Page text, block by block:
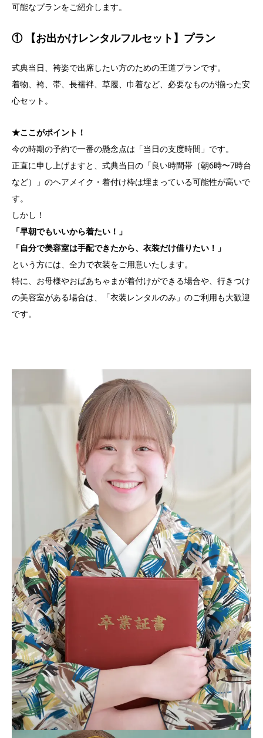
可能なプランをご紹介します。
① 【お出かけレンタルフルセット】プラン
式典当日、袴姿で出席したい方のための王道プランです。
着物、袴、帯、長襦袢、草履、巾着など、必要なものが揃った安
心セット。
★ここがポイント！
今の時期の予約で一番の懸念点は「当日の支度時間」です。
正直に申し上げますと、式典当日の「良い時間帯（朝6時〜7時台
など）」のヘアメイク・着付け枠は埋まっている可能性が高いで
す。
しかし！
「早朝でもいいから着たい！」
「自分で美容室は手配できたから、衣装だけ借りたい！」
という方には、全力で衣装をご用意いたします。
特に、お母様やおばあちゃまが着付けができる場合や、行きつけ
の美容室がある場合は、「衣装レンタルのみ」のご利用も大歓迎
です。